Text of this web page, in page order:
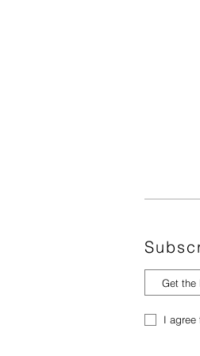
I agree